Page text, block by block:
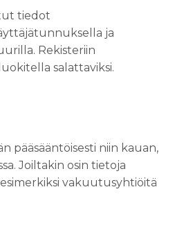
tiedot
ja
Rekisteriin
salattaviksi.
pääsääntöisesti niin kauan,
Joiltakin osin tietoja
vakuutusyhtiöitä